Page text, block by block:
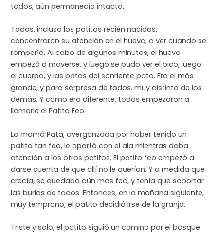
todos, aún permanecía intacto.
Todos, incluso los patitos recién nacidos,
concentraron su atención en el huevo, a ver cuando se
rompería. Al cabo de algunos minutos, el huevo
empezó a moverse, y luego se pudo ver el pico, luego
el cuerpo, y las patas del sonriente pato. Era el más
grande, y para sorpresa de todos, muy distinto de los
demás. Y como era diferente, todos empezaron a
llamarle el Patito Feo.
La mamá Pata, avergonzada por haber tenido un
patito tan feo, le apartó con el ala mientras daba
atención a los otros patitos. El patito feo empezó a
darse cuenta de que allí no le querían. Y a medida que
crecía, se quedaba aún mas feo, y tenía que soportar
las burlas de todos. Entonces, en la mañana siguiente,
muy temprano, el patito decidió irse de la granja.
Triste y solo, el patito siguió un camino por el bosque